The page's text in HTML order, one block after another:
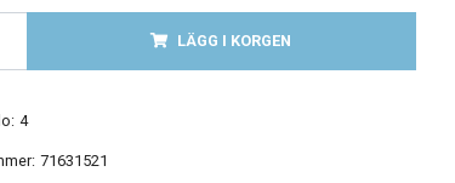
LÄGG I KORGEN
4
71631521